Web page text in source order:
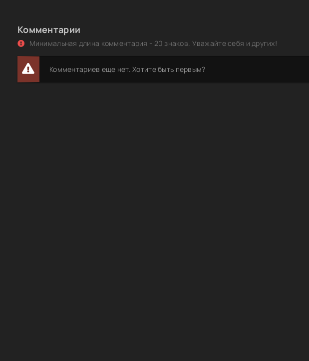
Комментарии
Минимальная длина комментария - 20 знаков. Уважайте себя и других!
Комментариев еще нет. Хотите быть первым?